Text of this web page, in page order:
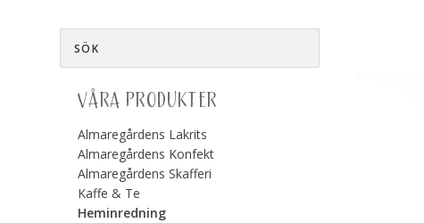
VÅRA PRODUKTER
Almaregårdens Lakrits
Almaregårdens Konfekt
Almaregårdens Skafferi
Kaffe & Te
Heminredning